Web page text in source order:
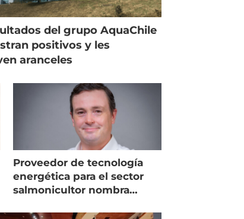
del grupo AquaChile
positivos y les
aranceles
Proveedor de tecnología
energética para el sector
salmonicultor nombra